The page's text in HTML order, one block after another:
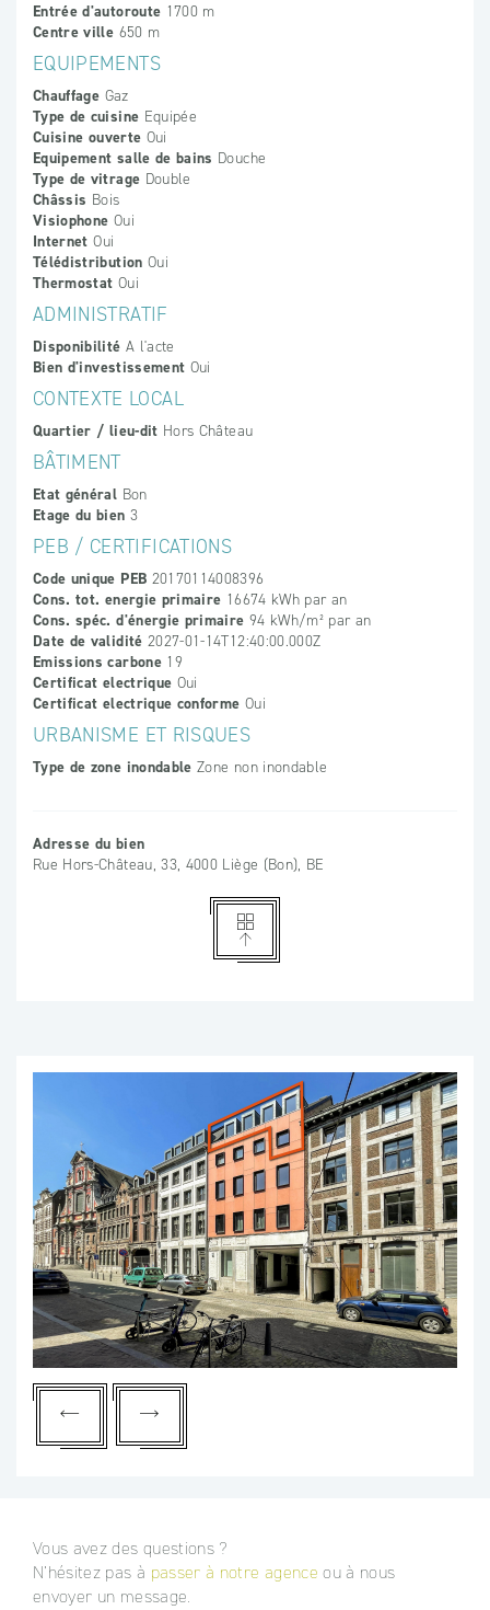
Entrée d'autoroute 1700 m
Centre ville 650 m
EQUIPEMENTS
Chauffage Gaz
Type de cuisine Equipée
Cuisine ouverte Oui
Equipement salle de bains Douche
Type de vitrage Double
Châssis Bois
Visiophone Oui
Internet Oui
Télédistribution Oui
Thermostat Oui
ADMINISTRATIF
Disponibilité A l'acte
Bien d'investissement Oui
CONTEXTE LOCAL
Quartier / lieu-dit Hors Château
BÂTIMENT
Etat général Bon
Etage du bien 3
PEB / CERTIFICATIONS
Code unique PEB 20170114008396
Cons. tot. energie primaire 16674 kWh par an
Cons. spéc. d'énergie primaire 94 kWh/m² par an
Date de validité 2027-01-14T12:40:00.000Z
Emissions carbone19
Certificat electrique Oui
Certificat electrique conforme Oui
URBANISME ET RISQUES
Type de zone inondable Zone non inondable
Adresse du bien
Rue Hors-Château, 33, 4000 Liège (Bon), BE
Vous avez des questions ?
N’hésitez pas à passer à notre agence ou à nous
envoyer un message.